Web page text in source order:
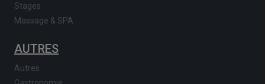
Stages
Massage & SPA
AUTRES
Autres